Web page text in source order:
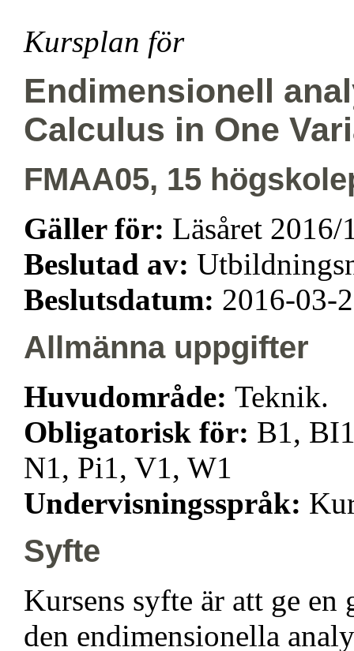
Kursplan för
Endimensionell
Calculus in One
FMAA05, 15
Gäller för: Läsåret 2016/
Beslutad av:
Beslutsdatum: 2016-03-
Allmänna uppgifter
Huvudområde: Teknik.
Obligatorisk för: B1,
N1, Pi1, V1, W1
Undervisningsspråk:
Syfte
Kursens syfte är att ge
den endimensionella